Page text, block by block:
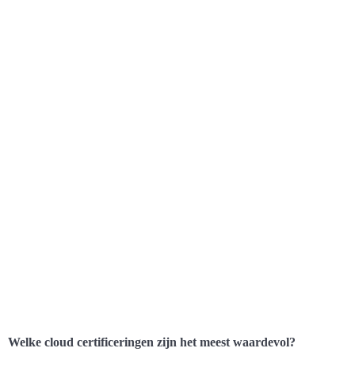
Welke cloud certificeringen zijn het meest waardevol?